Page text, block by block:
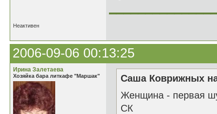
Неактивен
2006-09-06 00:13:25
Ирина Залетаева
Хозяйка бара литкафе "Маршак"
Саша Коврижных
Женщина - первая
СК